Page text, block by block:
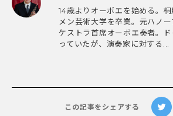
14歳よりオーボエを始める。
メン芸術大学を卒業。元ハノ
ケストラ首席オーボエ奏者。
っていたが、演奏家に対する...
この記事をシェアする